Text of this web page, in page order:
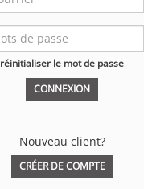
réinitialiser le mot de passe
Nouveau client?
CRÉER DE COMPTE